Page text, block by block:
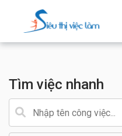
Tìm việc nhanh